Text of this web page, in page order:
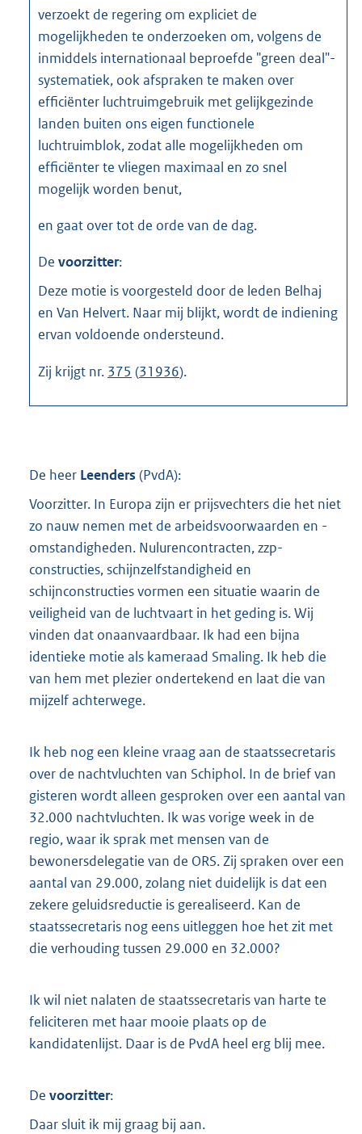
verzoekt de regering om expliciet de
mogelijkheden te onderzoeken om, volgens de
inmiddels internationaal beproefde "green deal"-
systematiek, ook afspraken te maken over
efficiënter luchtruimgebruik met gelijkgezinde
landen buiten ons eigen functionele
luchtruimblok, zodat alle mogelijkheden om
efficiënter te vliegen maximaal en zo snel
mogelijk worden benut,
en gaat over tot de orde van de dag.
De voorzitter:
Deze motie is voorgesteld door de leden Belhaj
en Van Helvert. Naar mij blijkt, wordt de indiening
ervan voldoende ondersteund.
Zij krijgt nr. 375 (31936).
De heer Leenders (PvdA):
Voorzitter. In Europa zijn er prijsvechters die het niet
zo nauw nemen met de arbeidsvoorwaarden en -
omstandigheden. Nulurencontracten, zzp-
constructies, schijnzelfstandigheid en
schijnconstructies vormen een situatie waarin de
veiligheid van de luchtvaart in het geding is. Wij
vinden dat onaanvaardbaar. Ik had een bijna
identieke motie als kameraad Smaling. Ik heb die
van hem met plezier ondertekend en laat die van
mijzelf achterwege.
Ik heb nog een kleine vraag aan de staatssecretaris
over de nachtvluchten van Schiphol. In de brief van
gisteren wordt alleen gesproken over een aantal van
32.000 nachtvluchten. Ik was vorige week in de
regio, waar ik sprak met mensen van de
bewonersdelegatie van de ORS. Zij spraken over een
aantal van 29.000, zolang niet duidelijk is dat een
zekere geluidsreductie is gerealiseerd. Kan de
staatssecretaris nog eens uitleggen hoe het zit met
die verhouding tussen 29.000 en 32.000?
Ik wil niet nalaten de staatssecretaris van harte te
feliciteren met haar mooie plaats op de
kandidatenlijst. Daar is de PvdA heel erg blij mee.
De voorzitter:
Daar sluit ik mij graag bij aan.